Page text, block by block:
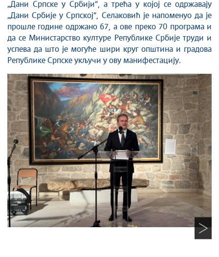
„Дани Српске у Србији“, а трећа у којој се одржавају
„Дани Србије у Српској“, Селаковић је напоменуо да је
прошле године одржано 67, а ове преко 70 програма и
да се Министарство културе Републике Србије труди и
успева да што је могуће шири круг општина и градова
Републике Српске укључи у ову манифестацију.